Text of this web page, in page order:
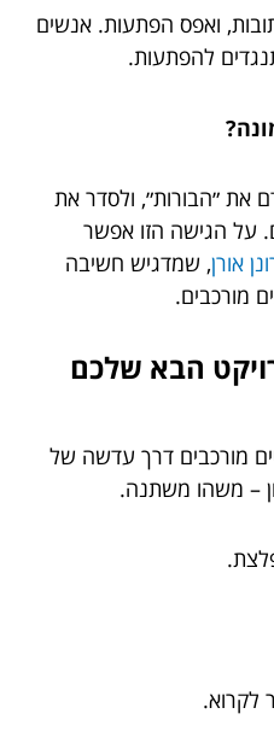
ואפס הפתעות. אנשים
להפתעות.
את ״הבורות״, ולסדר את
על הגישה הזו אפשר
אורן, שמדגיש חשיבה
מורכבים.
הבא שלכם
מורכבים דרך עדשה של
– משהו משתנה.
לקרוא.